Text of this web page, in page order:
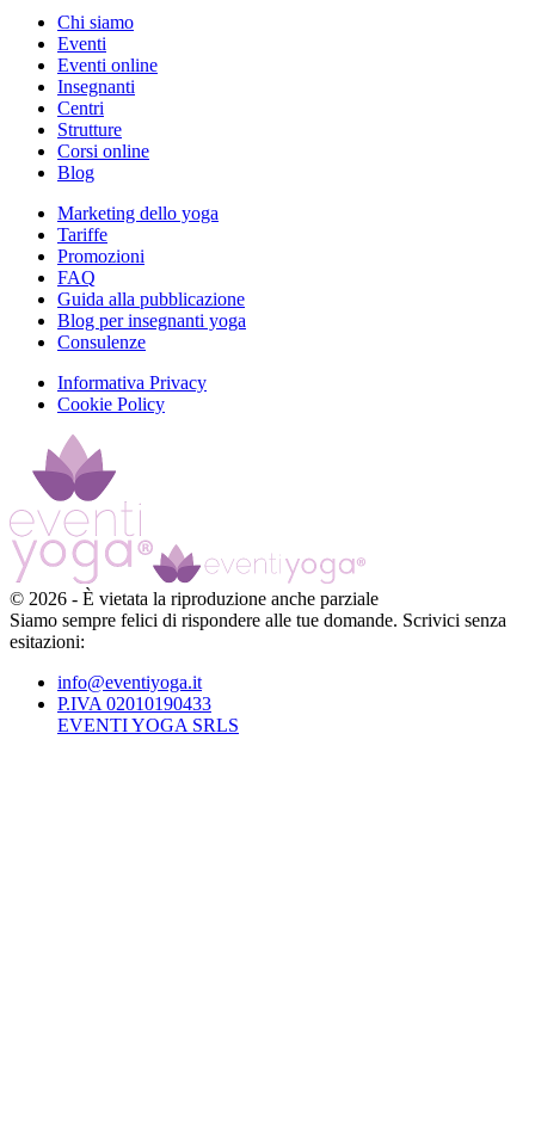
Chi siamo
Eventi
Eventi online
Insegnanti
Centri
Strutture
Corsi online
Blog
Marketing dello yoga
Tariffe
Promozioni
FAQ
Guida alla pubblicazione
Blog per insegnanti yoga
Consulenze
Informativa Privacy
Cookie Policy
© 2026 - È vietata la riproduzione anche parziale
Siamo sempre felici di rispondere alle tue domande. Scrivici senza
esitazioni:
info@eventiyoga.it
P.IVA 02010190433
EVENTI YOGA SRLS